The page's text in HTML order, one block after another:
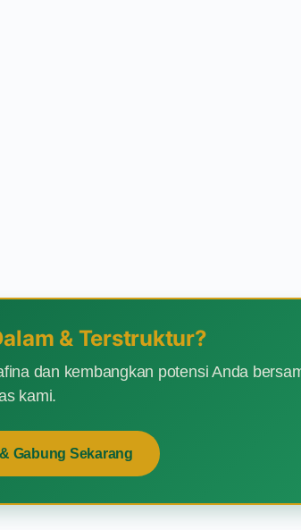
& Terstruktur?
dan kembangkan potensi Anda
kami.
Gabung Sekarang